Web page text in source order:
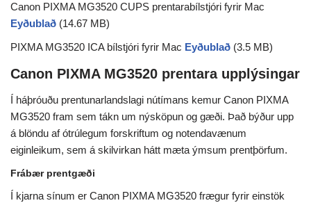
Canon PIXMA MG3520 CUPS prentarabílstjóri fyrir Mac
Eyðublað (14.67 MB)
PIXMA MG3520 ICA bílstjóri fyrir Mac Eyðublað (3.5 MB)
Canon PIXMA MG3520 prentara upplýsingar
Í háþróuðu prentunarlandslagi nútímans kemur Canon PIXMA
MG3520 fram sem tákn um nýsköpun og gæði. Það býður upp
á blöndu af ótrúlegum forskriftum og notendavænum
eiginleikum, sem á skilvirkan hátt mæta ýmsum prentþörfum.
Frábær prentgæði
Í kjarna sínum er Canon PIXMA MG3520 frægur fyrir einstök